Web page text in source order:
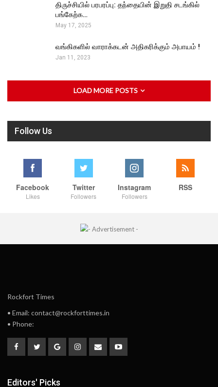
திருச்சியில் பரபரப்பு: தந்தையின் இறுதி சடங்கில்
பங்கேற்க…
May 17, 2025
வங்கிகளில் வாராக்கடன் அதிகரிக்கும் அபாயம் !
Jan 11, 2023
LOAD MORE POSTS
Follow Us
Facebook
Likes
Twitter
Followers
Instagram
Followers
RSS
Rockfort Times
• Email: contact@rockforttimes.in
• Phone:
Editors' Picks